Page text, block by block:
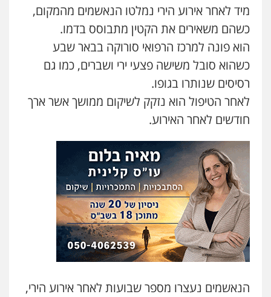
פלילי כלכלי עורכי דין לענייני אסירים
גיא זהבי משרד עורכי דין
503456449
עו"ד איהאב ג'לג'ולי
פלילי מעצרים וחקירות עורכי דין לענייני
אסירים
0505216700
אייל בן שושן, עורך דין פלילי
פלילי מעצרים וחקירות פשיעה חמורה
נוער רישום פלילי
0522763105
פלילי צבאי מעצרים וחקירות
מיד לאחר אירוע הירי נמלטו הנאשמים מהמקום,
כשהם משאירים את הקטין מתבוסס בדמו.
הוא פונה למרכז הרפואי סורוקה בבאר שבע
כשהוא סובל משישה פצעי ירי ושברים, כמו גם
רסיסים שנותרו בגופו.
לאחר הטיפול הוא נזקק לשיקום ממושך אשר ארך
חודשים לאחר האירוע.
הנאשמים נעצרו מספר שבועות לאחר אירוע הירי,